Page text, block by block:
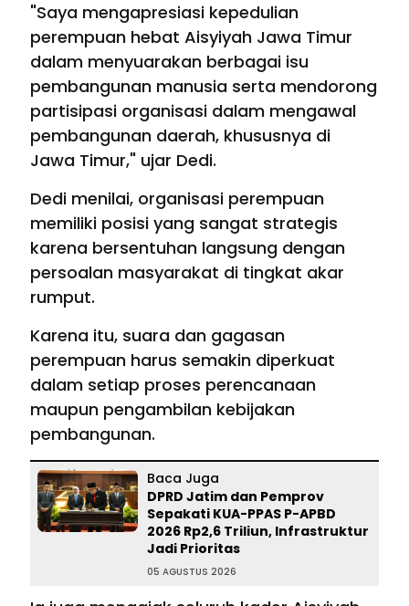
"Saya mengapresiasi kepedulian
perempuan hebat Aisyiyah Jawa Timur
dalam menyuarakan berbagai isu
pembangunan manusia serta mendorong
partisipasi organisasi dalam mengawal
pembangunan daerah, khususnya di
Jawa Timur," ujar Dedi.
Dedi menilai, organisasi perempuan
memiliki posisi yang sangat strategis
karena bersentuhan langsung dengan
persoalan masyarakat di tingkat akar
rumput.
Karena itu, suara dan gagasan
perempuan harus semakin diperkuat
dalam setiap proses perencanaan
maupun pengambilan kebijakan
pembangunan.
Baca Juga
DPRD Jatim dan Pemprov
Sepakati KUA-PPAS P-APBD
2026 Rp2,6 Triliun, Infrastruktur
Jadi Prioritas
05 AGUSTUS 2026